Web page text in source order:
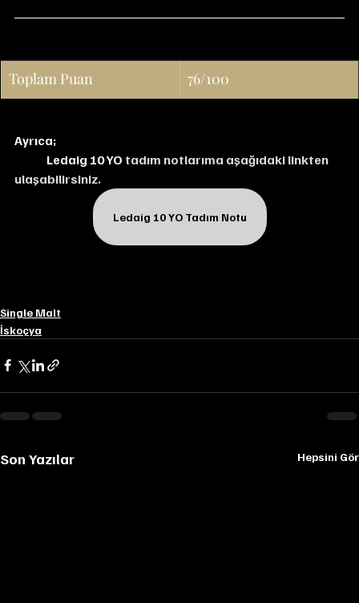
Toplam Puan 76/100
Ayrıca;
Ledaig 10 YO tadım notlarıma aşağıdaki linkten
ulaşabilirsiniz.
Ledaig 10 YO Tadım Notu
Single Malt
İskoçya
Son Yazılar Hepsini Gör